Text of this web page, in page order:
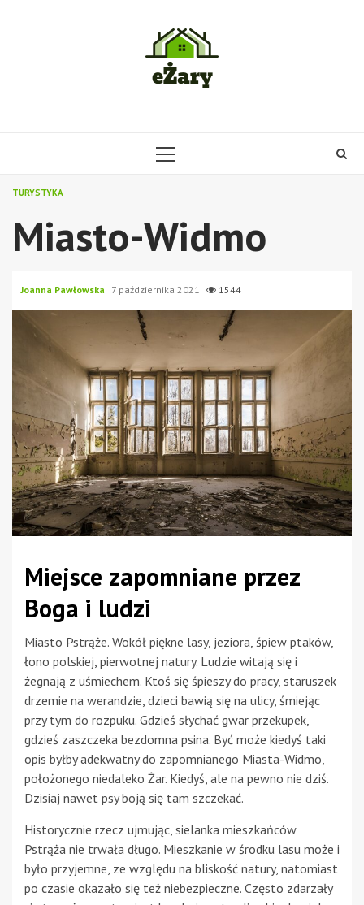
PRIMARY
TURYSTYKA
Miasto-Widmo
Joanna Pawłowska 7 października 2021 1544
Miejsce zapomniane przez
Boga i ludzi
Miasto Pstrąże. Wokół piękne lasy, jeziora, śpiew ptaków,
łono polskiej, pierwotnej natury. Ludzie witają się i
żegnają z uśmiechem. Ktoś się śpieszy do pracy, staruszek
drzemie na werandzie, dzieci bawią się na ulicy, śmiejąc
przy tym do rozpuku. Gdzieś słychać gwar przekupek,
gdzieś zaszczeka bezdomna psina. Być może kiedyś taki
opis byłby adekwatny do zapomnianego Miasta-Widmo,
położonego niedaleko Żar. Kiedyś, ale na pewno nie dziś.
Dzisiaj nawet psy boją się tam szczekać.
Historycznie rzecz ujmując, sielanka mieszkańców
Pstrąża nie trwała długo. Mieszkanie w środku lasu może i
było przyjemne, ze względu na bliskość natury, natomiast
po czasie okazało się też niebezpieczne. Często zdarzały